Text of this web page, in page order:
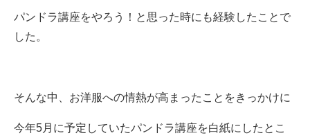
パンドラ講座をやろう！と思った時にも経験したことで
した。
そんな中、お洋服への情熱が高まったことをきっかけに
今年5月に予定していたパンドラ講座を白紙にしたとこ